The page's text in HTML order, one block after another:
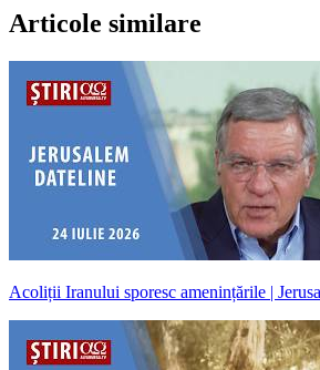
Articole similare
Acoliții Iranului sporesc amenințările |